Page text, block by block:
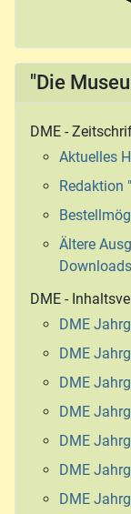
"Die
DME -
Aktuelles
Redaktion
Ältere
Downloads
DME -
DME
DME
DME
DME
DME
DME
DME